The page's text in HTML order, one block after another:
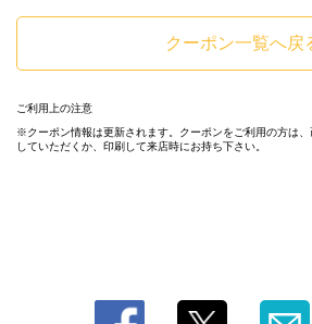
クーポン一覧へ戻
ご利用上の注意
クーポン情報は更新されます。クーポンをご利用の方は
していただくか、印刷して来店時にお持ち下さい。